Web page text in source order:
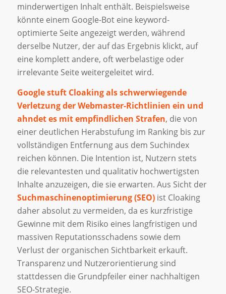
minderwertigen Inhalt enthält. Beispielsweise
könnte einem Google-Bot eine keyword-
optimierte Seite angezeigt werden, während
derselbe Nutzer, der auf das Ergebnis klickt, auf
eine komplett andere, oft werbelastige oder
irrelevante Seite weitergeleitet wird.
Google stuft Cloaking als schwerwiegende
Verletzung der Webmaster-Richtlinien ein und
ahndet es mit empfindlichen Strafen, die von
einer deutlichen Herabstufung im Ranking bis zur
vollständigen Entfernung aus dem Suchindex
reichen können. Die Intention ist, Nutzern stets
die relevantesten und qualitativ hochwertigsten
Inhalte anzuzeigen, die sie erwarten. Aus Sicht der
Suchmaschinenoptimierung (SEO)ist Cloaking
daher absolut zu vermeiden, da es kurzfristige
Gewinne mit dem Risiko eines langfristigen und
massiven Reputationsschadens sowie dem
Verlust der organischen Sichtbarkeit erkauft.
Transparenz und Nutzerorientierung sind
stattdessen die Grundpfeiler einer nachhaltigen
SEO-Strategie.